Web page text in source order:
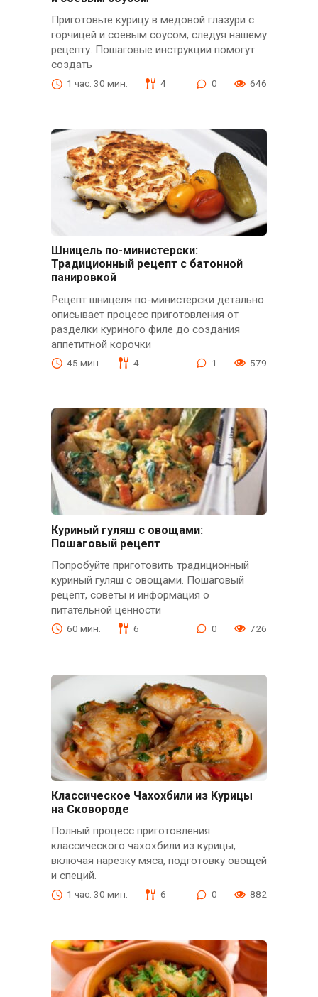
Приготовьте курицу в медовой глазури с
горчицей и соевым соусом, следуя нашему
рецепту. Пошаговые инструкции помогут
создать
1 час. 30 мин. 4 0 646
Шницель по-министерски:
Традиционный рецепт с батонной
панировкой
Рецепт шницеля по-министерски детально
описывает процесс приготовления от
разделки куриного филе до создания
аппетитной корочки
45 мин. 4 1 579
Куриный гуляш с овощами:
Пошаговый рецепт
Попробуйте приготовить традиционный
куриный гуляш с овощами. Пошаговый
рецепт, советы и информация о
питательной ценности
60 мин. 6 0 726
Классическое Чахохбили из Курицы
на Сковороде
Полный процесс приготовления
классического чахохбили из курицы,
включая нарезку мяса, подготовку овощей
и специй.
1 час. 30 мин. 6 0 882